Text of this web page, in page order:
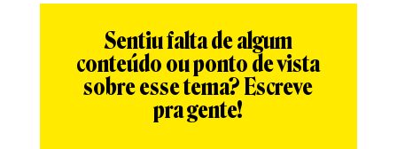
Sentiu falta de algum
conteúdo ou ponto de vista
sobre esse tema? Escreve
pra gente!